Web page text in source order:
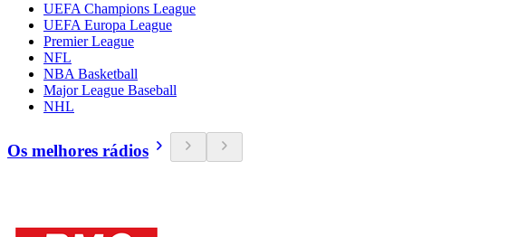
UEFA Champions League
UEFA Europa League
Premier League
NFL
NBA Basketball
Major League Baseball
NHL
Os melhores rádios